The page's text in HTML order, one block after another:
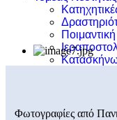
Φωτογραφίες από